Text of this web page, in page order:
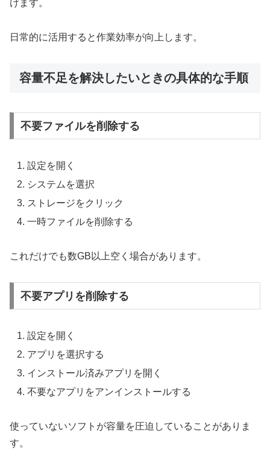
けます。
日常的に活用すると作業効率が向上します。
容量不足を解決したいときの具体的な手順
不要ファイルを削除する
設定を開く
システムを選択
ストレージをクリック
一時ファイルを削除する
これだけでも数GB以上空く場合があります。
不要アプリを削除する
設定を開く
アプリを選択する
インストール済みアプリを開く
不要なアプリをアンインストールする
使っていないソフトが容量を圧迫していることがありま
す。